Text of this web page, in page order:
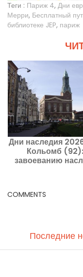
Теги : Париж 4, Дни
Мерри, Бесплатный
библиотеке JEP, париж
Дни наследия
Кольомб
завоеванию
COMMENTS
Последние